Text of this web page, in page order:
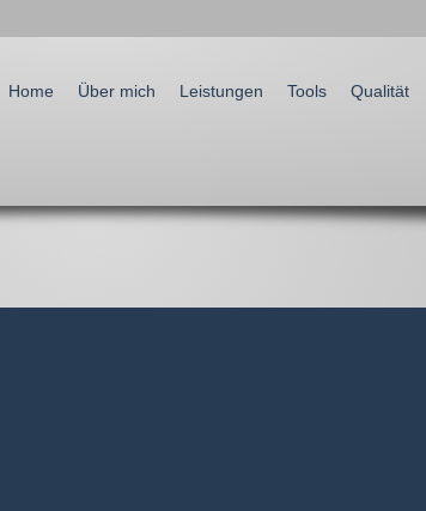
Go to:
Home Über mich Leistungen Tools Qualität